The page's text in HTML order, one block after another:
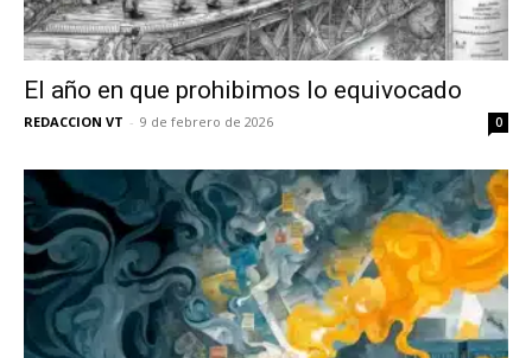
El año en que prohibimos lo equivocado
REDACCION VT - 9 de febrero de 2026 0